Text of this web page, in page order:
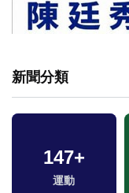
新聞分類
61+
兩岸